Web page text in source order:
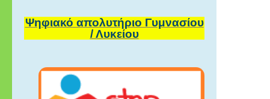
Ψηφιακό απολυτήριο Γυμνασίου
/ Λυκείου